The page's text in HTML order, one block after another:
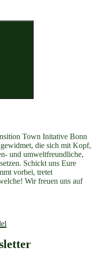
Town Initative Bonn
die sich mit Kopf,
und umweltfreundliche,
Schickt uns Eure
vorbei, tretet
Wir freuen uns auf